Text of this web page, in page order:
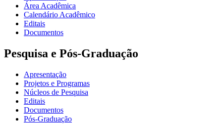
Área Acadêmica
Calendário Acadêmico
Editais
Documentos
Pesquisa e Pós-Graduação
Apresentação
Projetos e Programas
Núcleos de Pesquisa
Editais
Documentos
Pós-Graduação